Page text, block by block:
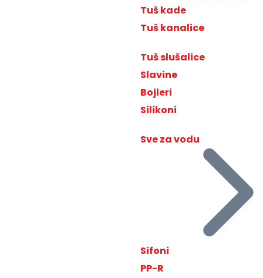
Tuš kade
Tuš kanalice
Tuš slušalice
Slavine
Bojleri
Silikoni
Sve za vodu
Sifoni
PP-R